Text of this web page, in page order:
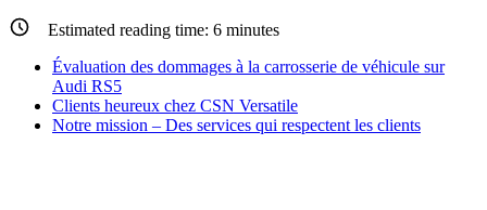
Estimated reading time: 6 minutes
Évaluation des dommages à la carrosserie de véhicule sur
Audi RS5
Clients heureux chez CSN Versatile
Notre mission – Des services qui respectent les clients